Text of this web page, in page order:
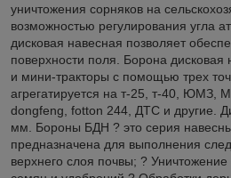
уничтожения сорняков на
возможностью регулирования угла
дисковая навесная позволяет
поверхности поля. Борона дисковая
и мини-тракторы с помощью трех
агрегатируется на т-25, т-40, ЮМЗ,
dongfeng, fotton 244, ДТС и другие.
мм. Бороны БДН ? это серия
предназначена для выполнения
верхнего слоя почвы; ?